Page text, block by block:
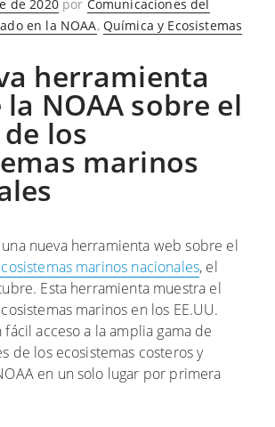
de 2020por Comunicaciones del
en la NOAA, Química y Ecosistemas
herramienta
NOAA sobre el
los
marinos
una nueva herramienta web sobre el
marinos nacionales, el
Esta herramienta muestra el
marinos en los EE.UU.
acceso a la amplia gama de
de los ecosistemas costeros y
en un solo lugar por primera